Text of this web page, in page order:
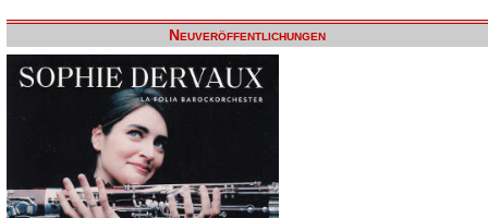
Neuveröffentlichungen